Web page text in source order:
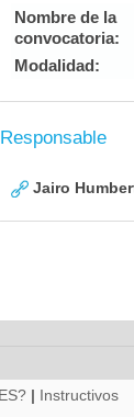
Nombre de la
convocatoria:
Modalidad:
Responsable
Jairo
| Instructivos